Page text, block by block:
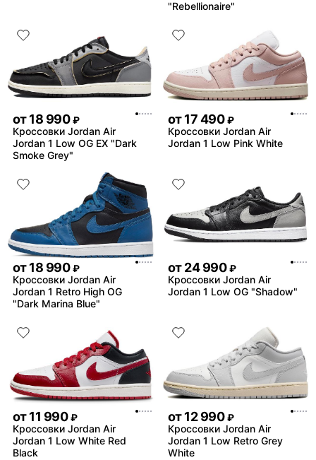
"Rebellionaire"
от18 990 ₽
Кроссовки Jordan Air
Jordan 1 Low OG EX "Dark
Smoke Grey"
от17 490 ₽
Кроссовки Jordan Air
Jordan 1 Low Pink White
от18 990 ₽
Кроссовки Jordan Air
Jordan 1 Retro High OG
"Dark Marina Blue"
от24 990 ₽
Кроссовки Jordan Air
Jordan 1 Low OG "Shadow"
от11 990 ₽
Кроссовки Jordan Air
Jordan 1 Low White Red
Black
от12 990 ₽
Кроссовки Jordan Air
Jordan 1 Low Retro Grey
White